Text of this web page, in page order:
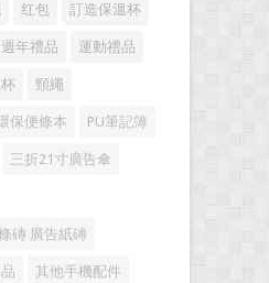
红包 訂造保溫杯
週年禮品 運動禮品
頸繩
保便條本 PU筆記簿
三折21寸廣告傘
磚 廣告紙磚
其他手機配件